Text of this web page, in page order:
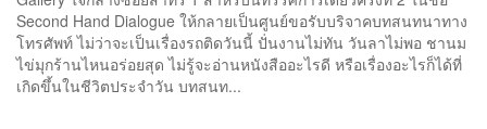
Second Hand Dialogue ให้กลายเป็นศูนย์ขอรับบริจาคบทสนทนาทาง
โทรศัพท์ ไม่ว่าจะเป็นเรื่องรถติดวันนี้ ปั่นงานไม่ทัน วันลาไม่พอ ชานม
ไข่มุกร้านไหนอร่อยสุด ไม่รู้จะอ่านหนังสืออะไรดี หรือเรื่องอะไรก็ได้ที่
เกิดขึ้นในชีวิตประจำวัน บทสนท...